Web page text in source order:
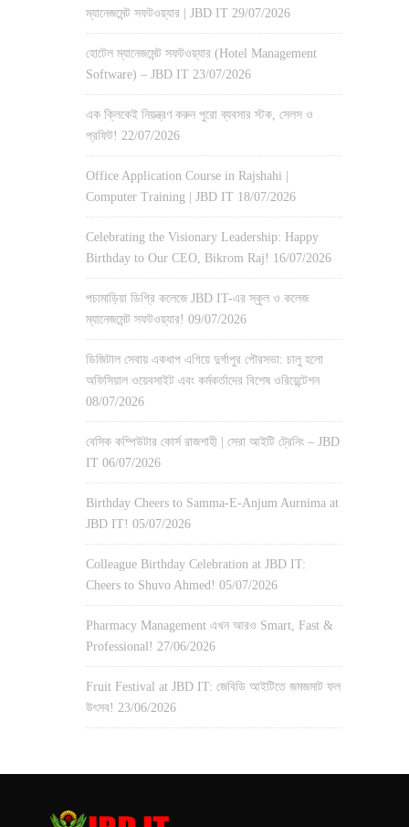
ম্যানেজমেন্ট সফটওয়্যার | JBD IT 29/07/2026
হোটেল ম্যানেজমেন্ট সফটওয়্যার (Hotel Management
Software) – JBD IT 23/07/2026
এক ক্লিকেই নিয়ন্ত্রণ করুন পুরো ব্যবসার স্টক, সেলস ও
প্রফিট! 22/07/2026
Office Application Course in Rajshahi |
Computer Training | JBD IT 18/07/2026
Celebrating the Visionary Leadership: Happy
Birthday to Our CEO, Bikrom Raj! 16/07/2026
পচামাড়িয়া ডিগ্রি কলেজে JBD IT-এর স্কুল ও কলেজ
ম্যানেজমেন্ট সফটওয়্যার! 09/07/2026
ডিজিটাল সেবায় একধাপ এগিয়ে দুর্গাপুর পৌরসভা: চালু হলো
অফিসিয়াল ওয়েবসাইট এবং কর্মকর্তাদের বিশেষ ওরিয়েন্টেশন
08/07/2026
বেসিক কম্পিউটার কোর্স রাজশাহী | সেরা আইটি ট্রেনিং – JBD
IT 06/07/2026
Birthday Cheers to Samma-E-Anjum Aurnima at
JBD IT! 05/07/2026
Colleague Birthday Celebration at JBD IT:
Cheers to Shuvo Ahmed! 05/07/2026
Pharmacy Management এখন আরও Smart, Fast &
Professional! 27/06/2026
Fruit Festival at JBD IT: জেবিডি আইটিতে জমজমাট ফল
উৎসব! 23/06/2026